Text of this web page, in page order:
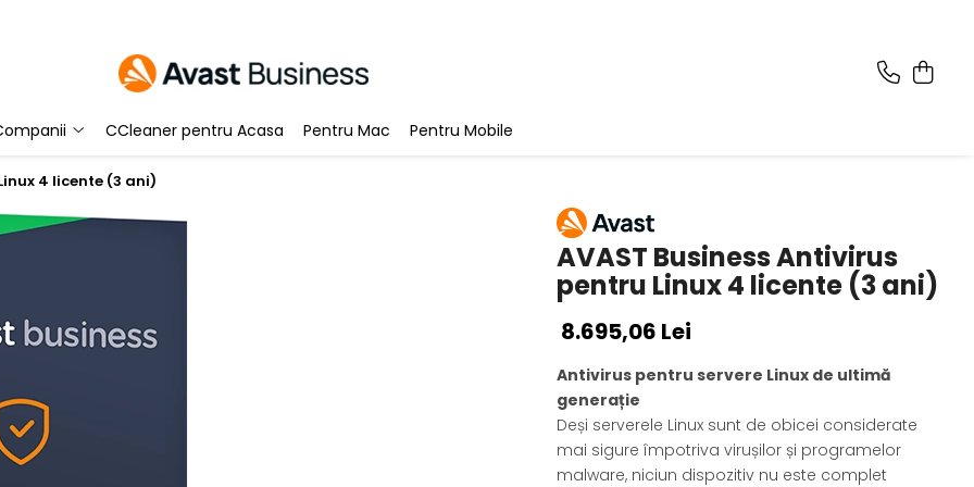
CCleaner pentru Acasa Pentru Mac Pentru Mobile
4 licente (3 ani)
AVAST Business Antivirus
pentru Linux 4 licente (3 ani)
8.695,06 Lei
Antivirus pentru servere Linux de ultimă
generație
Deși serverele Linux sunt de obicei considerate
mai sigure împotriva virușilor și programelor
malware, niciun dispozitiv nu este complet